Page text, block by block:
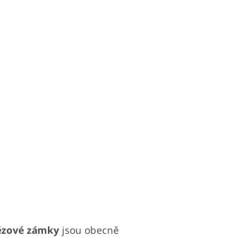
zámky jsou obecně